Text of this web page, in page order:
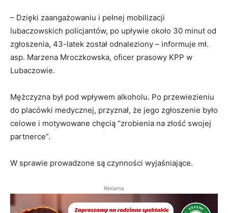
– Dzięki zaangażowaniu i pełnej mobilizacji
lubaczowskich policjantów, po upływie około 30 minut od
zgłoszenia, 43-latek został odnaleziony – informuje mł.
asp. Marzena Mroczkowska, oficer prasowy KPP w
Lubaczowie.
Mężczyzna był pod wpływem alkoholu. Po przewiezieniu
do placówki medycznej, przyznał, że jego zgłoszenie było
celowe i motywowane chęcią “zrobienia na złość swojej
partnerce”.
W sprawie prowadzone są czynności wyjaśniające.
Reklama